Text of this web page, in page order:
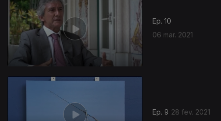
Ep. 10
06 mar. 2021
Ep. 9 28 fev. 2021